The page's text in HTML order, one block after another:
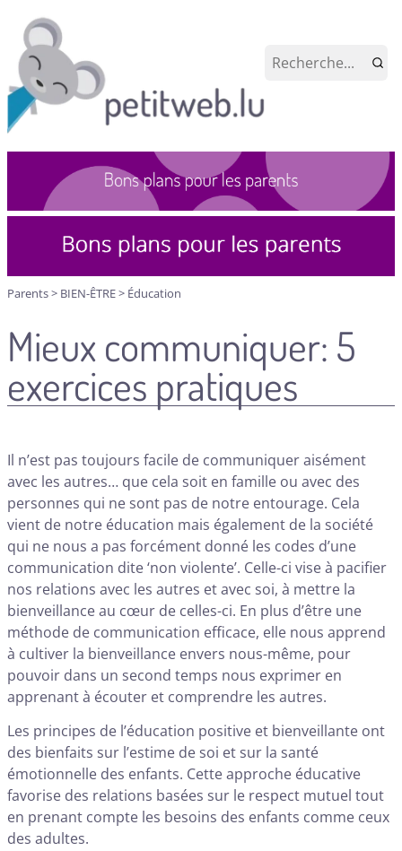
Parents> BIEN-ÊTRE> Éducation
Mieux communiquer: 5
exercices pratiques
Il n’est pas toujours facile de communiquer aisément
avec les autres… que cela soit en famille ou avec des
personnes qui ne sont pas de notre entourage. Cela
vient de notre éducation mais également de la société
qui ne nous a pas forcément donné les codes d’une
communication dite ‘non violente’. Celle-ci vise à pacifier
nos relations avec les autres et avec soi, à mettre la
bienveillance au cœur de celles-ci. En plus d’être une
méthode de communication efficace, elle nous apprend
à cultiver la bienveillance envers nous-même, pour
pouvoir dans un second temps nous exprimer en
apprenant à écouter et comprendre les autres.
Les principes de l’éducation positive et bienveillante ont
des bienfaits sur l’estime de soi et sur la santé
émotionnelle des enfants. Cette approche éducative
favorise des relations basées sur le respect mutuel tout
en prenant compte les besoins des enfants comme ceux
des adultes.